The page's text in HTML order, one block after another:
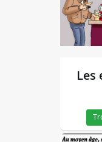
Les